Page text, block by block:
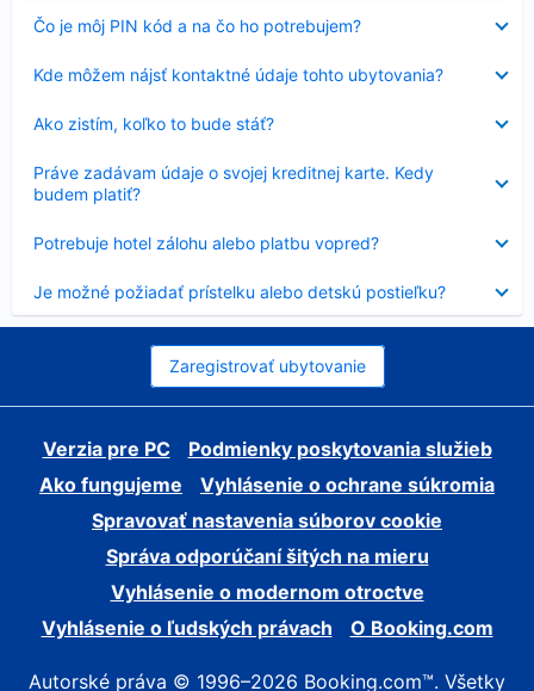
Čo je môj PIN kód a na čo ho potrebujem?
Nezobrazuje
sa
Kde môžem nájsť kontaktné údaje tohto ubytovania?
sa
Ako zistím, koľko to bude stáť?
sa
Práve zadávam údaje o svojej kreditnej karte. Kedy
budem platiť?
sa
Potrebuje hotel zálohu alebo platbu vopred?
sa
Je možné požiadať prístelku alebo detskú postieľku?
sa
Zaregistrovať ubytovanie
Verzia pre PC
Podmienky poskytovania služieb
Ako fungujeme
Vyhlásenie o ochrane súkromia
Spravovať nastavenia súborov cookie
Správa odporúčaní šitých na mieru
Vyhlásenie o modernom otroctve
Vyhlásenie o ľudských právach
O Booking.com
Autorské práva © 1996–2026 Booking.com™. Všetky